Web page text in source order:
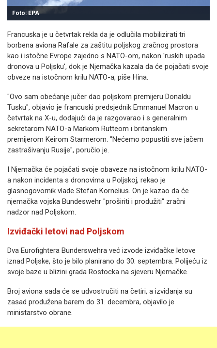
Foto: EPA
Francuska je u četvrtak rekla da je odlučila mobilizirati tri
borbena aviona Rafale za zaštitu poljskog zračnog prostora
kao i istočne Evrope zajedno s NATO-om, nakon 'ruskih upada
dronova u Poljsku', dok je Njemačka kazala da će pojačati svoje
obveze na istočnom krilu NATO-a, piše Hina.
"Ovo sam obećanje jučer dao poljskom premijeru Donaldu
Tusku", objavio je francuski predsjednik Emmanuel Macron u
četvrtak na X-u, dodajući da je razgovarao i s generalnim
sekretarom NATO-a Markom Rutteom i britanskim
premijerom Keirom Starmerom. "Nećemo popustiti sve jačem
zastrašivanju Rusije", poručio je.
I Njemačka će pojačati svoje obaveze na istočnom krilu NATO-
a nakon incidenta s dronovima u Poljskoj, rekao je
glasnogovornik vlade Stefan Kornelius. On je kazao da će
njemačka vojska Bundeswehr "proširiti i produžiti" zračni
nadzor nad Poljskom.
Izviđački letovi nad Poljskom
Dva Eurofightera Bunderswehra već izvode izviđačke letove
iznad Poljske, što je bilo planirano do 30. septembra. Polijeću iz
svoje baze u blizini grada Rostocka na sjeveru Njemačke.
Broj aviona sada će se udvostručiti na četiri, a izviđanja su
zasad produžena barem do 31. decembra, objavilo je
ministarstvo obrane.